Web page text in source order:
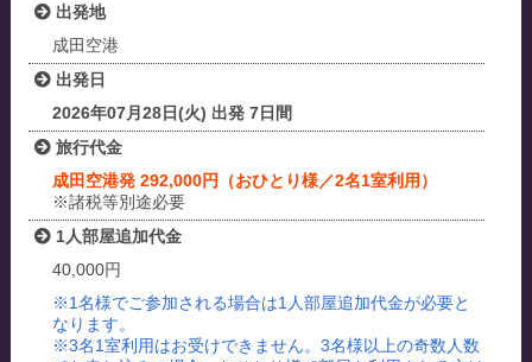
出発地
成田空港
出発日
2026年07月28日(火) 出発 7日間
旅行代金
成田空港発 292,000円（おひとり様／2名1室利用）
※諸税等別途必要
1人部屋追加代金
40,000円
※1名様でご参加される場合は1人部屋追加代金が必要と
なります。
※3名1室利用はお受けできません。3名様以上の奇数人数